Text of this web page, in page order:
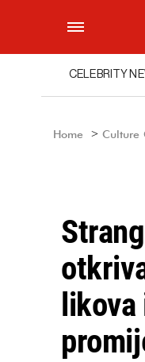
CELEBRITY
Home Culture